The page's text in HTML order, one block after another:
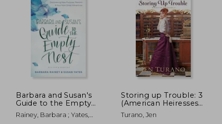
40%
dcto.
45%
dcto.
Barbara and Susan's
Guide to the Empty
Nest: Discovering
New Purpose,
Rainey, Barbara ; Yates,
Storing up Trouble: 3
(American Heiresses)
(en Inglés)
Turano, Jen